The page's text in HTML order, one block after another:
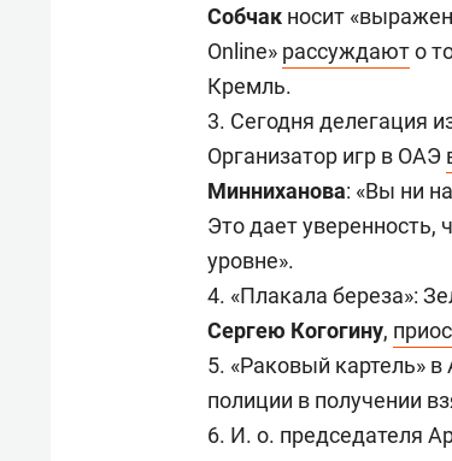
Собчак носит
Online» рассуждаюто
Кремль.
3. Сегодня делегация
Организатор игр в ОАЭ
Минниханова: «Вы ни
Это дает уверенность,
уровне».
4. «Плакала береза»:
Сергею Когогину,
5. «Раковый картель»
полиции в получении
6. И. о. председателя